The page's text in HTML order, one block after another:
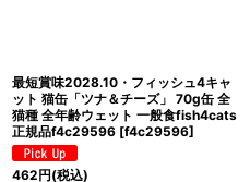
最短賞味2028.10・フィッシュ4キャ
ット 猫缶「ツナ＆チーズ」 70g缶 全
猫種 全年齢ウェット 一般食fish4cats
正規品f4c29596 [f4c29596]
462円(税込)